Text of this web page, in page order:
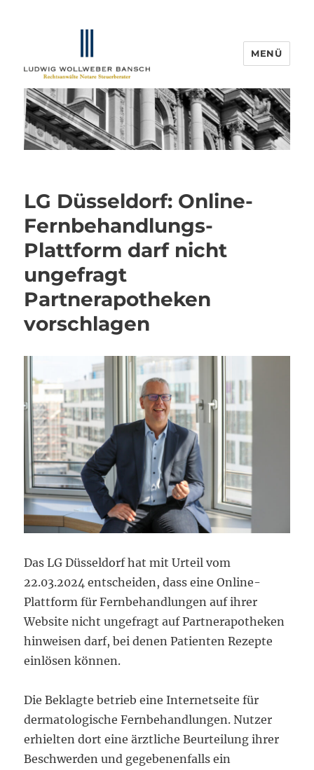
IP-Blogger.de
MENÜ
LG Düsseldorf: Online-
Fernbehandlungs-
Plattform darf nicht
ungefragt
Partnerapotheken
vorschlagen
Das LG Düsseldorf hat mit Urteil vom
22.03.2024 entscheiden, dass eine Online-
Plattform für Fernbehandlungen auf ihrer
Website nicht ungefragt auf Partnerapotheken
hinweisen darf, bei denen Patienten Rezepte
einlösen können.
Die Beklagte betrieb eine Internetseite für
dermatologische Fernbehandlungen. Nutzer
erhielten dort eine ärztliche Beurteilung ihrer
Beschwerden und gegebenenfalls ein